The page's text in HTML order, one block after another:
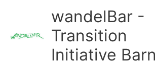
wandelBar -
Transition
Initiative